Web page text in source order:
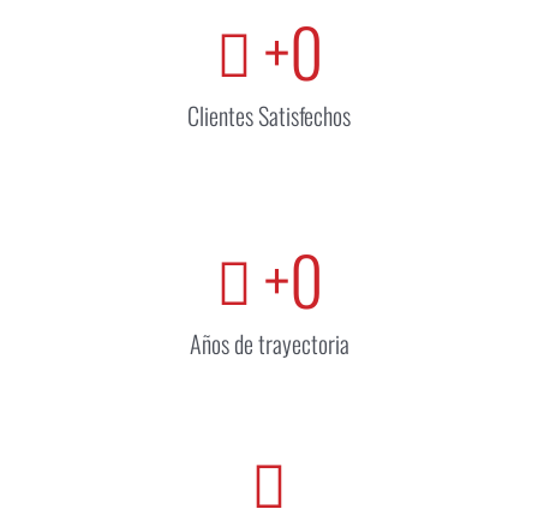
+0
Clientes Satisfechos
+0
Años de trayectoria